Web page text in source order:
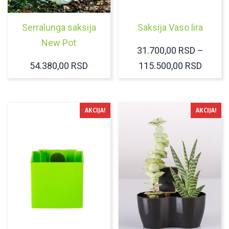
Serralunga saksija
New Pot
54.380,00 RSD
Saksija Vaso lira
31.700,00 RSD –
115.500,00 RSD
AKCIJA! AKCIJA!